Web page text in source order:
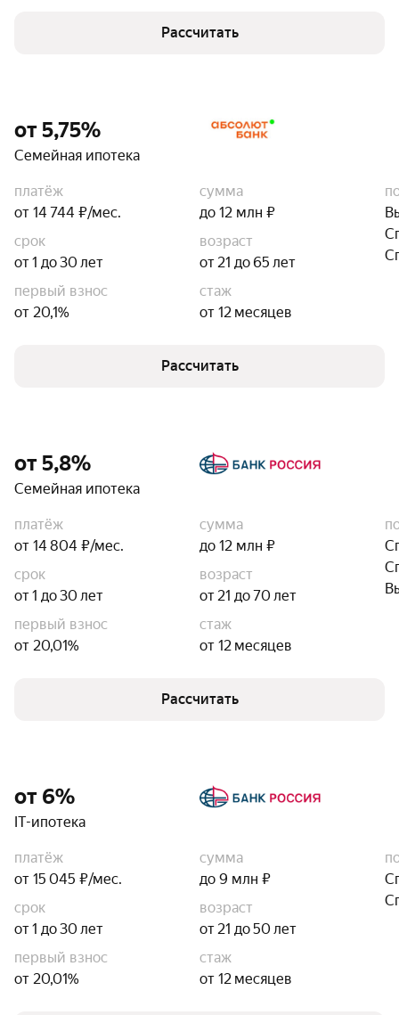
Рассчитать
от 5,75%
Семейная ипотека
платёж
от 14 744 ₽/мес.
сумма
до 12 млн ₽
срок
от 1 до 30 лет
возраст
от 21 до 65 лет
первый взнос
от 20,1%
стаж
от 12 месяцев
Рассчитать
от 5,8%
Семейная ипотека
платёж
от 14 804 ₽/мес.
сумма
до 12 млн ₽
срок
от 1 до 30 лет
возраст
от 21 до 70 лет
первый взнос
от 20,01%
стаж
от 12 месяцев
Рассчитать
от 6%
IT-ипотека
платёж
от 15 045 ₽/мес.
сумма
до 9 млн ₽
срок
от 1 до 30 лет
возраст
от 21 до 50 лет
первый взнос
от 20,01%
стаж
от 12 месяцев